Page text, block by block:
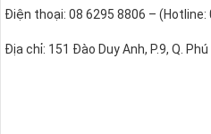
Điện thoại: 08 6295 8806 – (Hotline:
Địa chỉ: 151 Đào Duy Anh, P.9, Q.